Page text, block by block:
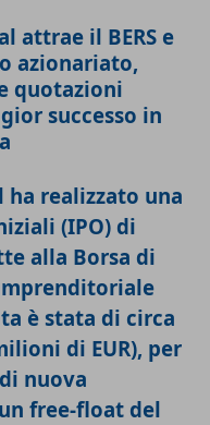
attrae il BERS e
azionariato,
quotazioni
successo in
realizzato una
(IPO) di
alla Borsa di
è stata di circa
di EUR), per
nuova
free-float del